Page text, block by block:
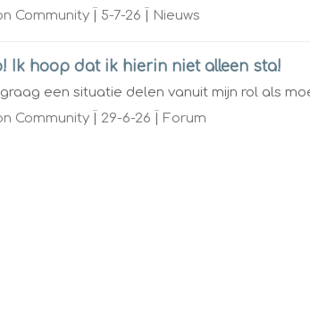
Community
5-7-26 Nieuws
Ik hoop dat ik hierin niet alleen sta!
graag een situatie delen vanuit mijn rol als
Community
29-6-26 Forum